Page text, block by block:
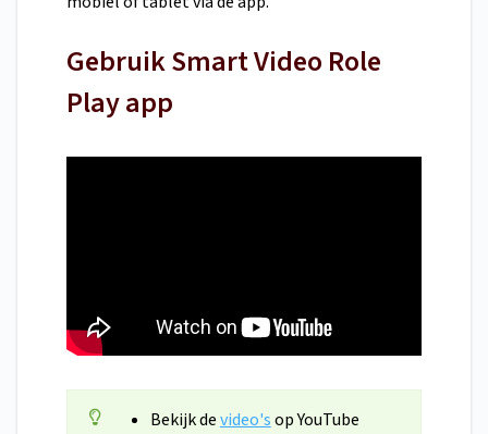
Gebruik Smart Video Role
Play app
Bekijk devideo'sop YouTube